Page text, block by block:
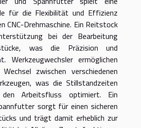
für die Flexibilität und Effizienz
CNC-Drehmaschine. Ein Reitstock
bei der Bearbeitung
was die Präzision und
Werkzeugwechsler ermöglichen
zwischen verschiedenen
was die Stillstandzeiten
Arbeitsfluss optimiert. Ein
sorgt für einen sicheren
und trägt damit erheblich zur